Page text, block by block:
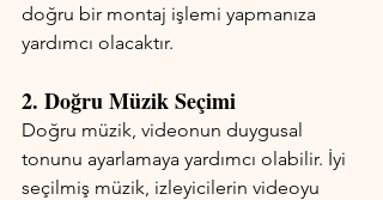
doğru bir montaj işlemi yapmanıza
yardımcı olacaktır.
2. Doğru Müzik Seçimi
Doğru müzik, videonun duygusal
tonunu ayarlamaya yardımcı olabilir. İyi
seçilmiş müzik, izleyicilerin videoyu